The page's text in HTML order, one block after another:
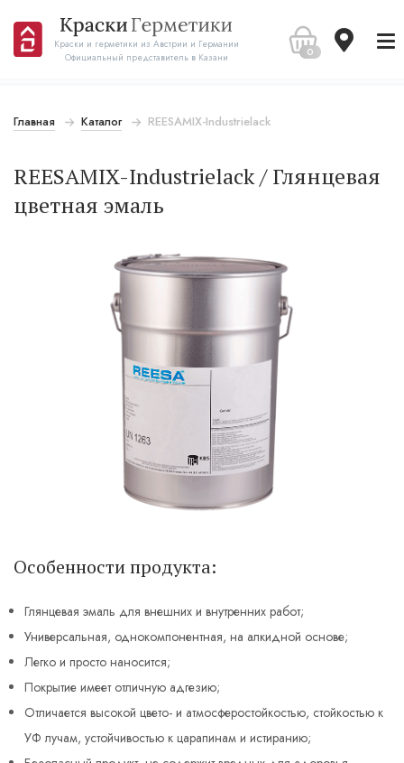
Краски и герметики из Австрии и Германии
Официальный представитель в Казани
0
Главная Каталог REESAMIX-Industrielack
REESAMIX-Industrielack / Глянцевая
цветная эмаль
Особенности продукта:
Глянцевая эмаль для внешних и внутренних работ;
Универсальная, однокомпонентная, на алкидной основе;
Легко и просто наносится;
Покрытие имеет отличную адгезию;
Отличается высокой цвето- и атмосферостойкостью, стойкостью к
УФ лучам, устойчивостью к царапинам и истиранию;